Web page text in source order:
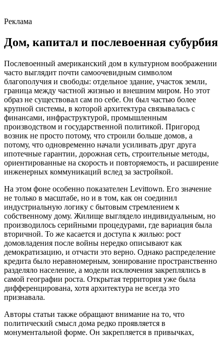
Реклама
Дом, капитал и послевоенная субурбия
Послевоенный американский дом в культурном воображении
часто выглядит почти самоочевидным символом
благополучия и свободы: отдельное здание, участок земли,
граница между частной жизнью и внешним миром. Но этот
образ не существовал сам по себе. Он был частью более
крупной системы, в которой архитектура связывалась с
финансами, инфраструктурой, промышленным
производством и государственной политикой. Пригород
возник не просто потому, что строили больше домов, а
потому, что одновременно начали усиливать друг друга
ипотечные гарантии, дорожная сеть, строительные методы,
ориентированные на скорость и повторяемость, и расширение
инженерных коммуникаций вслед за застройкой.
На этом фоне особенно показателен Levittown. Его значение
не только в масштабе, но и в том, как он соединил
индустриальную логику с бытовым стремлением к
собственному дому. Жилище выглядело индивидуальным, но
производилось серийными процедурами, где вариация была
вторичной. То же касается и доступа к жилью: рост
домовладения после войны нередко описывают как
демократизацию, и отчасти это верно. Однако распределение
кредита было неравномерным, зонирование пространственно
разделяло население, а модели исключения закреплялись в
самой географии роста. Открытая территория уже была
дифференцирована, хотя архитектура не всегда это
признавалa.
Авторы статьи также обращают внимание на то, что
политический смысл дома редко проявляется в
монументальной форме. Он закрепляется в привычках,